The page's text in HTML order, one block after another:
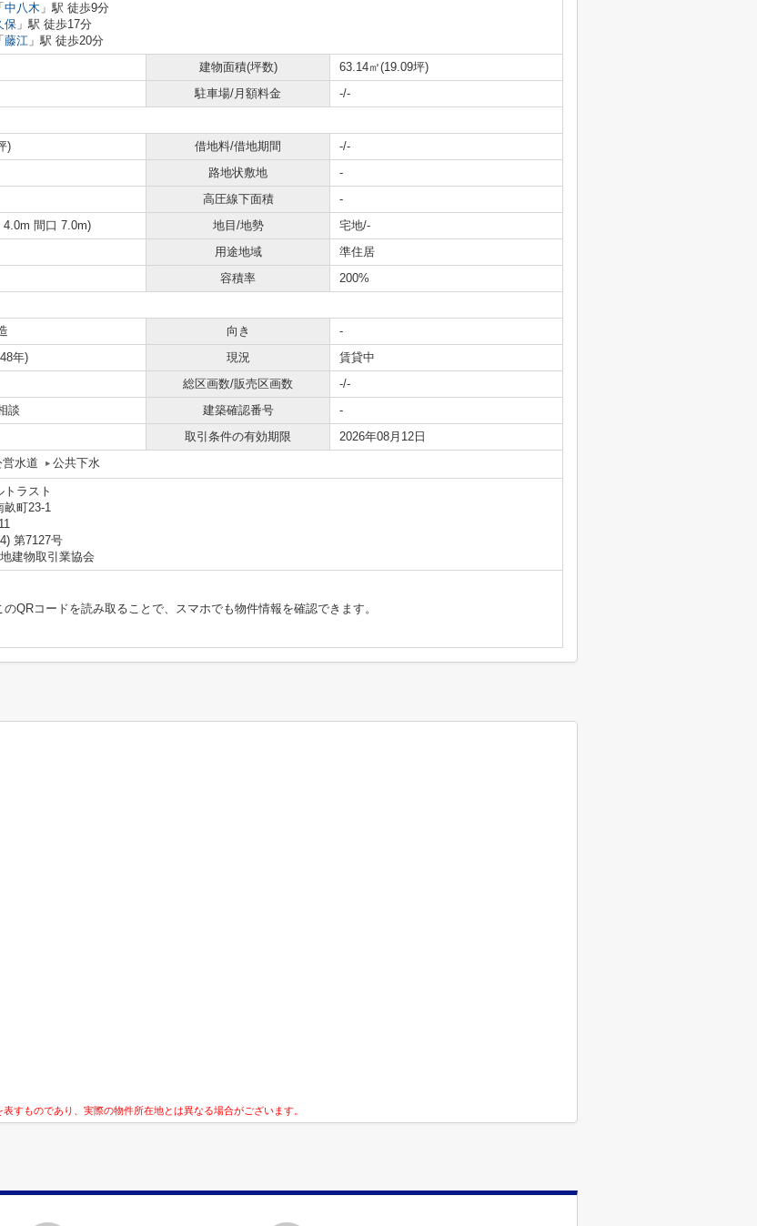
「 中八木 」駅 徒歩9分
保 」駅 徒歩17分
「 藤江 」駅 徒歩20分
建物面積(坪数)
63.14㎡(19.09坪)
駐車場/月額料金
-/-
) 借地料/借地期間
-/-
路地状敷地
-
高圧線下面積
-
間口 7.0m) 地目/地勢
宅地/-
用途地域
準住居
容積率
200%
向き
-
年) 現況
賃貸中
総区画数/販売区画数
-/-
談 建築確認番号
-
取引条件の有効期限
2026年08月12日
営水道 公共下水
ラスト
畝町23-1
第7127号
建物取引業協会
のQRコードを読み取ることで、スマホでも物件情報を確認できます。
すものであり、実際の物件所在地とは異なる場合がございます。